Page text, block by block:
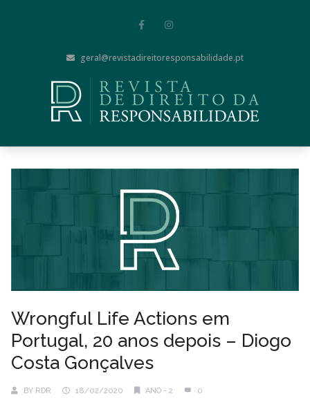
geral@revistadireitoresponsabilidade.pt
Wrongful Life Actions em
Portugal, 20 anos depois – Diogo
Costa Gonçalves
BY RDR 18/02/2020 ANO - 2 0